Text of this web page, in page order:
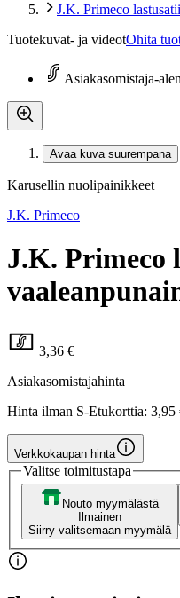
J.K. Primeco
Tuotekuvat- ja videotOhita
Asiakasomistaja-
Avaa kuva suurempana
Karusellin nuolipainikkeet
J.K. Primeco
J.K. Primeco
3,36 €
Asiakasomistajahinta
Hinta ilman S-Etukorttia: 3,95
Verkkokaupan hinta
Valitse toimitustapa
Nouto myymälästä
Ilmainen
Siirry valitsemaan myymälä